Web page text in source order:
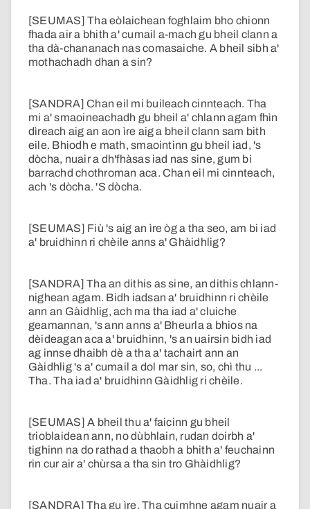
[SEUMAS] Tha eòlaichean foghlaim bho chionn
fhada air a bhith a' cumail a-mach gu bheil clann a
tha dà-chananach nas comasaiche. A bheil sibh a'
mothachadh dhan a sin?
[SANDRA] Chan eil mi buileach cinnteach. Tha
mi a' smaoineachadh gu bheil a' chlann agam fhìn
dìreach aig an aon ìre aig a bheil clann sam bith
eile. Bhiodh e math, smaointinn gu bheil iad, 's
dòcha, nuair a dh'fhàsas iad nas sine, gum bi
barrachd chothroman aca. Chan eil mi cinnteach,
ach 's dòcha. 'S dòcha.
[SEUMAS] Fiù 's aig an ìre òg a tha seo, am bi iad
a' bruidhinn ri chèile anns a' Ghàidhlig?
[SANDRA] Tha an dithis as sine, an dithis chlann-
nighean agam. Bidh iadsan a' bruidhinn ri chèile
ann an Gàidhlig, ach ma tha iad a' cluiche
geamannan, 's ann anns a' Bheurla a bhios na
dèideagan aca a' bruidhinn, 's an uairsin bidh iad
ag innse dhaibh dè a tha a' tachairt ann an
Gàidhlig 's a' cumail a dol mar sin, so, chì thu ...
Tha. Tha iad a' bruidhinn Gàidhlig ri chèile.
[SEUMAS] A bheil thu a' faicinn gu bheil
trioblaidean ann, no dùbhlain, rudan doirbh a'
tighinn na do rathad a thaobh a bhith a' feuchainn
rin cur air a' chùrsa a tha sin tro Ghàidhlig?
[SANDRA] Tha gu ìre. Tha cuimhne agam nuair a